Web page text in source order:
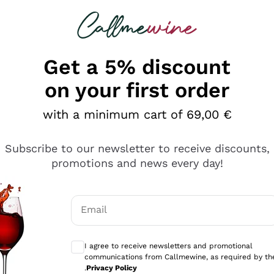
looking for
diversi e con un ampio range di prezzo. Le
Get a 5% discount
on your first order
with a minimum cart of 69,00 €
Subscribe to our newsletter to receive discounts,
promotions and news every day!
Email
I agree to receive newsletters and promotional
communications from Callmewine, as required by
.Privacy Policy